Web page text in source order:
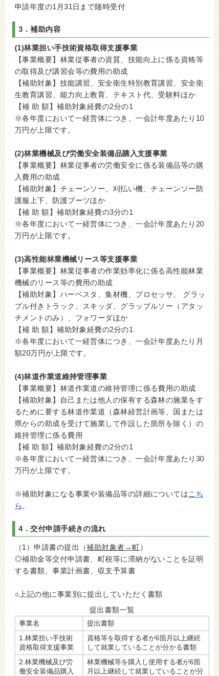
申請年度の1月31日まで随時受付
3．補助内容
(1)林業担い手技術資格取得支援事業
【事業概要】林業従事者の資質、技能向上に係る資格等
の取得及び講習会等の費用の助成
【補助対象】技能講習、安全衛生特別教育講習、安全衛
生教育講習、能力向上教育、テキスト代、受験料ほか
【補 助 額】補助対象経費の2分の1
※各年度において一経営体につき、一会計年度あたり10
万円が上限です。
(2)林業機械及び労働安全装備品購入支援事業
【事業概要】林業従事者の労働安全に係る装備品等の購
入費用の助成
【補助対象】チェーンソー、刈払い機、チェーンソー防
護服上下、防護ブーツほか
【補 助 額】補助対象経費の3分の1
※各年度において一経営体につき、一会計年度あたり20
万円が上限です。
(3)高性能林業機械リース等支援事業
【事業概要】林業従事者の作業効率化に係る高性能林業
機械のリース等の費用の助成
【補助対象】ハーベスタ、集材機、プロセッサ、 グラッ
プル付きトラック、スキッダ、グラップルソー（アタッ
チメントのみ）、フォワーダほか
【補 助 額】補助対象経費の2分の1
※各年度において一経営体につき、一会計年度あたり月
額20万円が上限です。
(4)林道作業道維持管理事業
【事業概要】林道作業道の維持管理に係る費用の助成
【補助対象】自己または他人の保有する森林の施業をす
るために要する林道作業道（森林経営計画等、国または
県からの助成を受けて施業して作設した箇所を除く）の
維持管理に係る費用
【補 助 額】補助対象経費の2分の1
※各年度において一経営体につき、一会計年度あたり30
万円が上限です。
※補助対象になる事業や装備品等の詳細についてはこち
ら。
4．交付申請手続きの流れ
（1）申請書の提出（補助対象者→町）
◎補助金等交付申請書、町税等に滞納がないことを証明
する書類、事業計画書、収支予算書
○上記の他に事業別に提出していただく書類
提出書類一覧
事業名
提出書類
1.林業担い手技術
資格取得支援事業
資格等を取得する者が6箇月以上継続
して就業していることが分かる書類
2.林業機械及び労
働安全装備品購入
林業機械等を購入し使用する者が6箇
月以上継続して就業していることが分